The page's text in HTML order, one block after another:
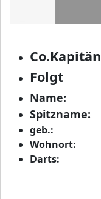
Co.Kapitän
Folgt
Name:
Spitzname:
geb.:
Wohnort:
Darts: